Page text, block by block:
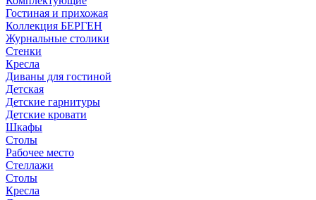
Гостиная и прихожая
Коллекция БЕРГЕН
Журнальные столики
Стенки
Кресла
Диваны для гостиной
Детская
Детские гарнитуры
Детские кровати
Шкафы
Столы
Рабочее место
Стеллажи
Столы
Кресла